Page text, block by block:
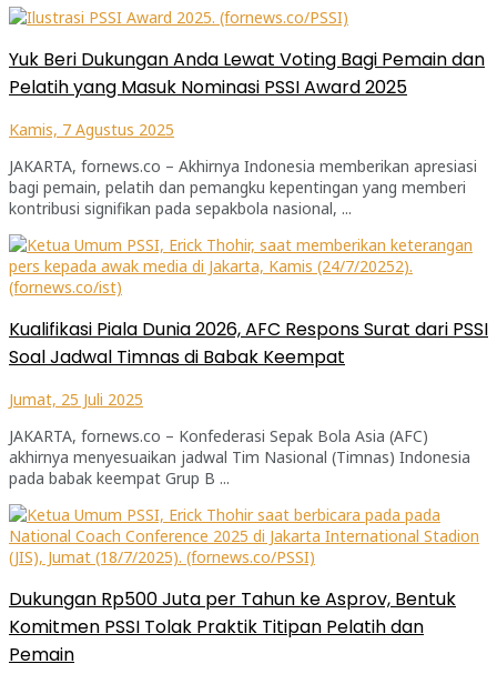
Yuk Beri Dukungan Anda Lewat Voting Bagi Pemain dan
Pelatih yang Masuk Nominasi PSSI Award 2025
Kamis, 7 Agustus 2025
JAKARTA, fornews.co – Akhirnya Indonesia memberikan apresiasi
bagi pemain, pelatih dan pemangku kepentingan yang memberi
kontribusi signifikan pada sepakbola nasional, ...
Kualifikasi Piala Dunia 2026, AFC Respons Surat dari PSSI
Soal Jadwal Timnas di Babak Keempat
Jumat, 25 Juli 2025
JAKARTA, fornews.co – Konfederasi Sepak Bola Asia (AFC)
akhirnya menyesuaikan jadwal Tim Nasional (Timnas) Indonesia
pada babak keempat Grup B ...
Dukungan Rp500 Juta per Tahun ke Asprov, Bentuk
Komitmen PSSI Tolak Praktik Titipan Pelatih dan
Pemain